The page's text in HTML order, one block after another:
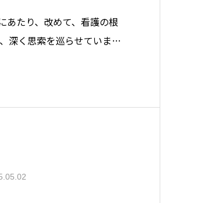
あたり、改めて、看護の根
深く思索を巡らせていま